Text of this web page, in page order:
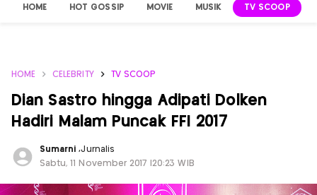
HOME HOT GOSSIP MOVIE MUSIK TV SCOOP
HOME CELEBRITY TV SCOOP
Dian Sastro hingga Adipati Dolken
Hadiri Malam Puncak FFI 2017
Sumarni,Jurnalis
Sabtu, 11 November 2017 |20:23 WIB